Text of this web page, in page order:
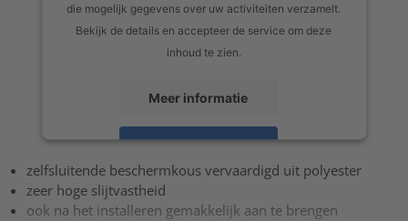
die mogelijk gegevens over uw activiteiten verzamelt.
Bekijk de details en accepteer de service om deze
inhoud te zien.
Meer informatie
Accepteren
powered byUsercentrics Consent Management Platform
zelfsluitende beschermkous vervaardigd uit polyester
zeer hoge slijtvastheid
ook na het installeren gemakkelijk aan te brengen